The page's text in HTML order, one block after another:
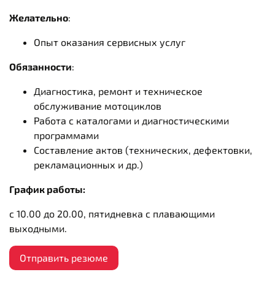
Желательно:
Опыт оказания сервисных услуг
Обязанности:
Диагностика, ремонт и техническое
обслуживание мотоциклов
Работа с каталогами и диагностическими
программами
Составление актов (технических, дефектовки,
рекламационных и др.)
График работы:
с 10.00 до 20.00, пятидневка с плавающими
выходными.
Отправить резюме